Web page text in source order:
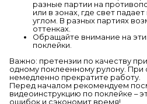
разные партии на
или в зонах, где свет
углом. В разных партиях
оттенках.
Обращайте внимание на
поклейки.
Важно: претензии по качеству
одному поклеенному рулону.
немедленно прекратите работу.
Перед началом рекомендуем
видеоинструкцию по поклейке –
ошибок и сэкономит время!